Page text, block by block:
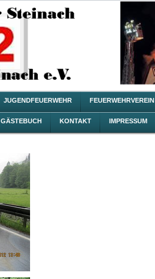
JUGENDFEUERWEHR FEUERWEHRVEREIN
GÄSTEBUCH KONTAKT IMPRESSUM